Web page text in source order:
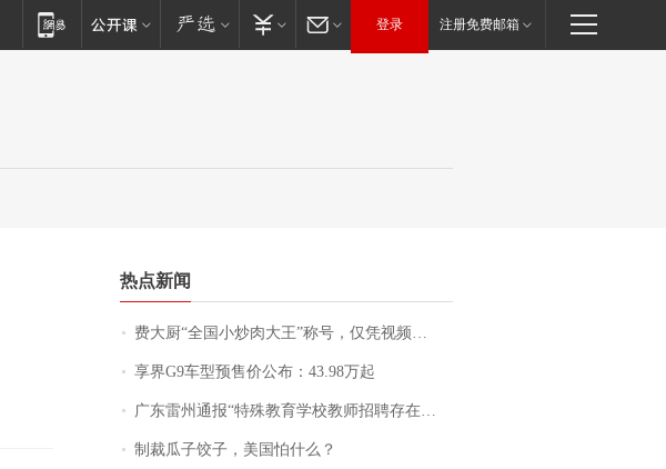
登录 注册免费邮箱
热点新闻
费大厨“全国小炒肉大王”称号，仅凭视频评出？中国烹饪协会回应
享界G9车型预售价公布：43.98万起
广东雷州通报“特殊教育学校教师招聘存在违规行为”：已启动问责程序 副校长被停职
制裁瓜子饺子，美国怕什么？